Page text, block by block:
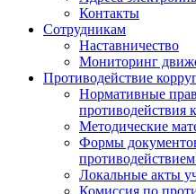
Контакты
Сотрудникам
Наставничество
Мониторинг
Противодействие
Нормативные
противодействия
Методические
Формы
Локальные акты
Комиссия по